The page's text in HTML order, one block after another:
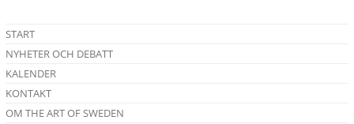
START
NYHETER OCH DEBATT
KALENDER
KONTAKT
OM THE ART OF SWEDEN